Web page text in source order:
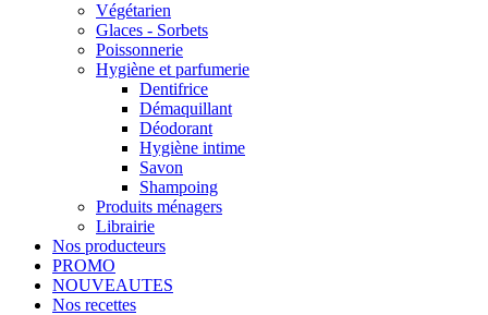
Végétarien
Glaces - Sorbets
Poissonnerie
Hygiène et parfumerie
Dentifrice
Démaquillant
Déodorant
Hygiène intime
Savon
Shampoing
Produits ménagers
Librairie
Nos producteurs
PROMO
NOUVEAUTES
Nos recettes